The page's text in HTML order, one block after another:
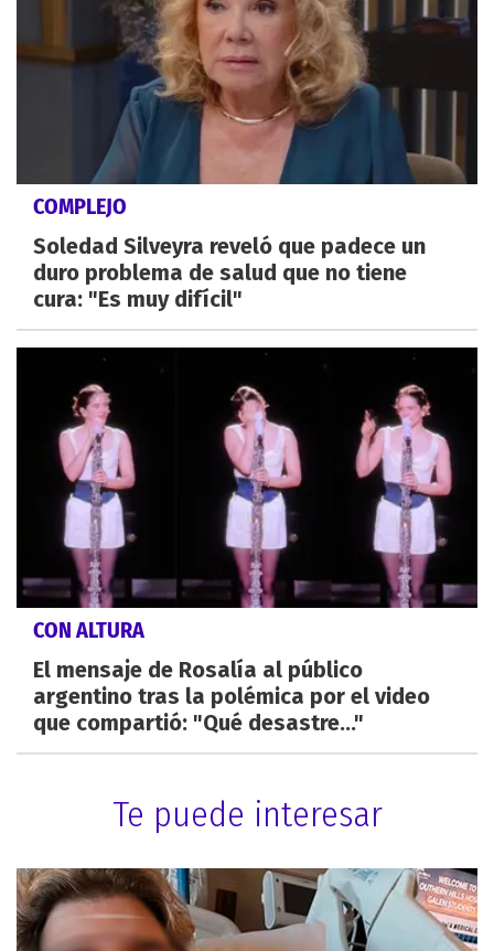
COMPLEJO
Soledad Silveyra reveló que padece un
duro problema de salud que no tiene
cura: "Es muy difícil"
CON ALTURA
El mensaje de Rosalía al público
argentino tras la polémica por el video
que compartió: "Qué desastre..."
Te puede interesar